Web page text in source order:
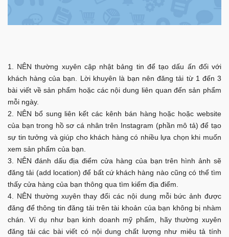
NÊN thường xuyên cập nhật bảng tin để tạo dấu ấn đối với
khách hàng của bạn. Lời khuyên là bạn nên đăng tải từ 1 đến 3
bài viết về sản phẩm hoặc các nội dung liên quan đến sản phẩm
mỗi ngày.
NÊN bổ sung liên kết các kênh bán hàng hoặc hoặc website
của bạn trong hồ sơ cá nhân trên Instagram (phần mô tả) để tạo
sự tin tưởng và giúp cho khách hàng có nhiều lựa chọn khi muốn
xem sản phẩm của bạn.
NÊN đánh dấu địa điểm cửa hàng của bạn trên hình ảnh sẽ
đăng tải (add location) để bất cứ khách hàng nào cũng có thể tìm
thấy cửa hàng của bạn thông qua tìm kiếm địa điểm.
NÊN thường xuyên thay đổi các nội dung mỗi bức ảnh được
đăng để thông tin đăng tải trên tài khoản của bạn không bị nhàm
chán. Ví dụ như bạn kinh doanh mỹ phẩm, hãy thường xuyên
đăng tải các bài viết có nội dung chất lượng như miêu tả tính